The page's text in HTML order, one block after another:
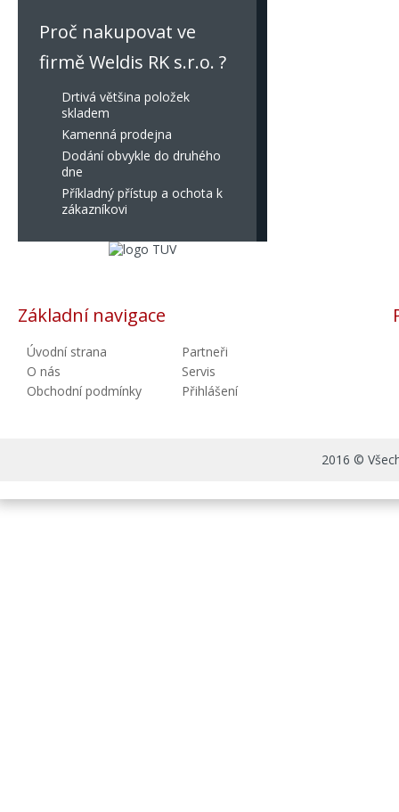
Proč nakupovat ve
firmě Weldis RK s.r.o. ?
Drtivá většina položek
skladem
Kamenná prodejna
Dodání obvykle do druhého
dne
Příkladný přístup a ochota k
zákazníkovi
Základní navigace
Úvodní strana
O nás
Obchodní podmínky
Partneři
Servis
Přihlášení
2016 ©